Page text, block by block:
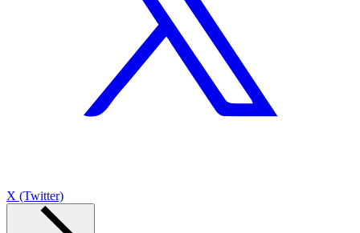
X (Twitter)